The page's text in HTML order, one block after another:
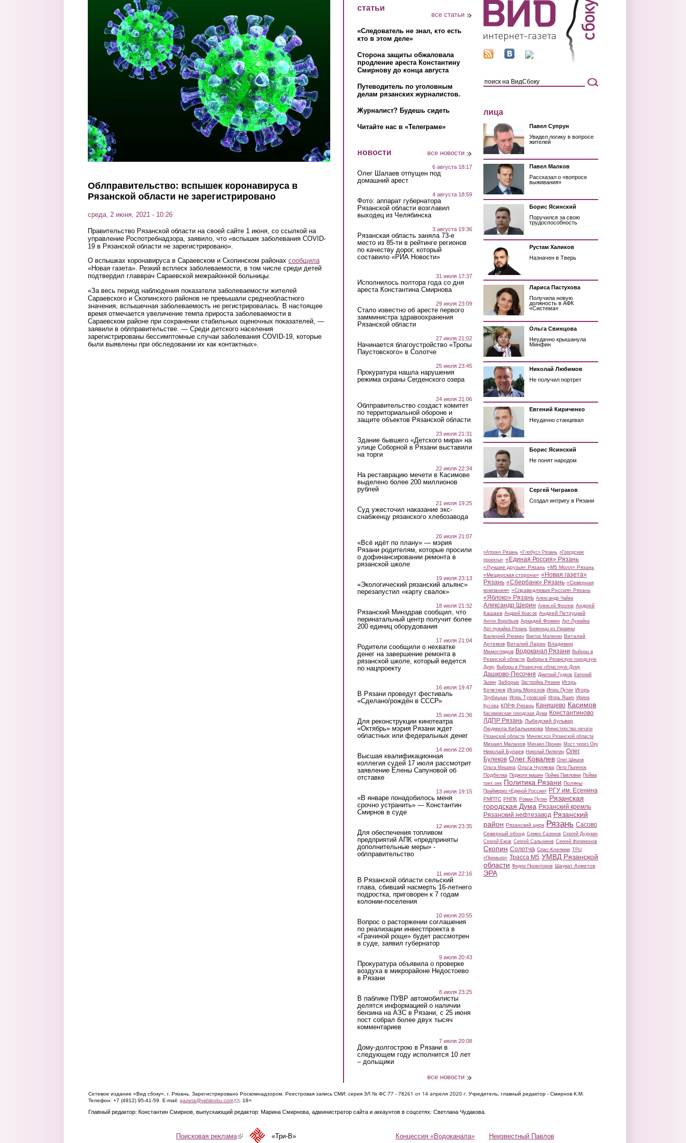
Облправительство: вспышек коронавируса в
Рязанской области не зарегистрировано
среда, 2 июня, 2021 - 10:26
Правительство Рязанской области на своей сайте 1 июня, со ссылкой на
управление Роспотребнадзора, заявило, что «вспышек заболевания COVID-
19 в Рязанской области не зарегистрировано».
О вспышках коронавируса в Сараевском и Скопинском районах сообщила
«Новая газета». Резкий всплеск заболеваемости, в том числе среди детей
подтвердил главврач Сараевской межрайонной больницы.
«За весь период наблюдения показатели заболеваемости жителей
Сараевского и Скопинского районов не превышали среднеобластного
значения, вспышечная заболеваемость не регистрировалась. В настоящее
время отмечается увеличение темпа прироста заболеваемости в
Сараевском районе при сохранении стабильных оценочных показателей, —
заявили в облправительстве. — Среди детского населения
зарегистрированы бессимптомные случаи заболевания COVID-19, которые
были выявлены при обследовании их как контактных».
статьи
все статьи
«Следователь не знал, кто есть
кто в этом деле»
Сторона защиты обжаловала
продление ареста Константину
Смирнову до конца августа
Путеводитель по уголовным
делам рязанских журналистов.
Журналист? Будешь сидеть
Читайте нас в «Телеграме»
новости все новости
6 августа 18:17
Олег Шалаев отпущен под
домашний арест
4 августа 18:59
Фото: аппарат губернатора
Рязанской области возглавил
выходец из Челябинска
3 августа 19:36
Рязанская область заняла 73-е
место из 85-ти в рейтинге регионов
по качеству дорог, который
составило «РИА Новости»
31 июля 17:37
Исполнилось полтора года со дня
ареста Константина Смирнова
29 июля 23:09
Стало известно об аресте первого
замминистра здравоохранения
Рязанской области
27 июля 21:02
Начинается благоустройство «Тропы
Паустовского» в Солотче
25 июля 23:45
Прокуратура нашла нарушения
режима охраны Сегденского озера
24 июля 21:06
Облправительство создаст комитет
по территориальной обороне и
защите объектов Рязанской области
23 июля 21:31
Здание бывшего «Детского мира» на
улице Соборной в Рязани выставили
на торги
22 июля 22:34
На реставрацию мечети в Касимове
выделено более 200 миллионов
рублей
21 июля 19:25
Суд ужесточил наказание экс-
снабженцу рязанского хлебозавода
20 июля 21:07
«Всё идёт по плану» — мэрия
Рязани родителям, которые просили
о дофинансировании ремонта в
рязанской школе
19 июля 23:13
«Экологический рязанский альянс»
перезапустил «карту свалок»
18 июля 21:32
Рязанский Минздрав сообщил, что
перинатальный центр получит более
200 единиц оборудования
17 июля 21:04
Родители сообщили о нехватке
денег на завершение ремонта в
рязанской школе, который ведется
по нацпроекту
16 июля 19:47
В Рязани проведут фестиваль
«Сделано/рождён в СССР»
15 июля 21:36
Для реконструкции кинотеатра
«Октябрь» мэрия Рязани ждет
областных или федеральных денег
14 июля 22:06
Высшая квалификационная
коллегия судей 17 июля рассмотрит
заявление Елены Сапуновой об
отставке
13 июля 19:15
«В январе понадобилось меня
срочно устранить» — Константин
Смирнов в суде
12 июля 23:35
Для обеспечения топливом
предприятий АПК «предприняты
дополнительные меры» -
облправительство
11 июля 22:16
В Рязанской области сельский
глава, сбивший насмерть 16-летнего
подростка, приговорен к 7 годам
колонии-поселения
10 июля 20:55
Вопрос о расторжении соглашения
по реализации инвестпроекта в
«Грачиной роще» будет рассмотрен
в суде, заявил губернатор
9 июля 20:43
Прокуратура объявила о проверке
воздуха в микрорайоне Недостоево
в Рязани
8 июля 23:25
В паблике ПУВР автомобилисты
делятся информацией о наличии
бензина на АЗС в Рязани, с 25 июня
пост собрал более двух тысяч
комментариев
7 июля 20:08
Дому-долгострою в Рязани в
следующем году исполнится 10 лет
– дольщики
все новости
лица
Павел Супрун
Увидел логику в вопросе
жителей
Павел Малков
Рассказал о «вопросе
выживания»
Борис Ясинский
Поручился за свою
трудоспособность
Рустам Халиков
Назначен в Тверь
Лариса Пастухова
Получила новую
должность в АФК
«Система»
Ольга Свинцова
Неудачно крышанула
Минфин
Николай Любимов
Не получил портрет
Евгений Кириченко
Неудачно станцевал
Борис Ясинский
Не понят народом
Сергей Чиграков
Создал интригу в Рязани
«Атрон» Рязань «Глобус» Рязань «Городские
проекты» «Единая Россия» Рязань
«Лучшие друзья» Рязань «М5 Молл» Рязань
«Мещерская сторона» «Новая газета»
Рязань «Сбербанк» Рязань «Северная
компания» «Справедливая Россия» Рязань
«Яблоко» Рязань Александр Чайка
Александр Шерин Алексей Фролов Андрей
Кашаев Андрей Красов Андрей Петруцкий
Антон Воробьев Аркадий Фомин Арт-Лужайка
Арт-лужайка Рязань Беженцы из Украины
Валерий Рюмин Виктор Малюгин Виталий
Артемов Виталий Ларин Владимир
Мимоглядов Водоканал Рязани Выборы в
Рязанской области Выборы в Рязанскую городскую
Думу Выборы в Рязанскую областную Думу
Дашково-Песочня Дмитрий Гудков Евгений
Зызин Заборье Застройка Рязани Игорь
Кочетков Игорь Морозов Игорь Путин Игорь
Трубицын Игорь Туровский Игорь Яшин Ирина
Кусова КПРФ Рязань Канищево Касимов
Касимовская городская Дума Константиново
ЛДПР Рязань Лыбедский бульвар
Людмила Кибальникова Министерство печати
Рязанской области Минлесхоз Рязанской области
Михаил Малахов Михаил Пронин Мост через Оку
Николай Булаев Николай Пилюгин Олег
Булеков Олег Ковалев Олег Шишов
Ольга Мишина Ольга Чуляева Петр Пыленок
Подбелка Поджоги машин Пойма Павловки Пойма
трех рек Политика Рязани Поляны
Праймериз «Единой России» РГУ им. Есенина
РМПТС РНПК Роман Путин Рязанская
городская Дума Рязанский кремль
Рязанский нефтезавод Рязанский
район Рязанский цирк Рязань Сасово
Северный обход Семен Сазонов Сергей Дудукин
Сергей Ежов Сергей Сальников Сергей Филимонов
Скопин Солотча Спас-Клепики ТРЦ
«Премьер» Трасса М5 УМВД Рязанской
области Федор Провоторов Шаукат Ахметов
ЭРА
Сетевое издание «Вид сбоку», г. Рязань. Зарегистрировано Роскомнадзором. Реестровая запись СМИ: серия ЭЛ № ФС 77 - 78261 от 14 апреля 2020 г. Учредитель, главный редактор - Смирнов К.М.
Телефон: +7 (4912) 95-41-59. E-mail: gazeta@vidsboku.com(link sends e-mail)
. 18+
Главный редактор: Константин Смирнов, выпускающий редактор: Марина Смирнова, администратор сайта и аккаунтов в соцсетях: Светлана Чудакова.
Концессия «Водоканала» Неизвестный Павлов
Поисковая реклама(link is external)«Три-В»